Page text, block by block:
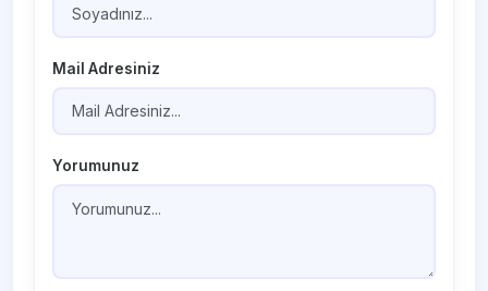
Mail Adresiniz
Yorumunuz